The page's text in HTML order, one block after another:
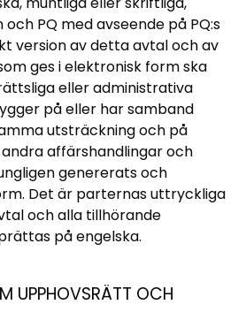
PQ med avseende på PQ:s
version av detta avtal och av
ges i elektronisk form ska
eller administrativa
på eller har samband
utsträckning och på
affärshandlingar och
genererats och
Det är parternas uttryckliga
och alla tillhörande
på engelska.
UPPHOVSRÄTT OCH